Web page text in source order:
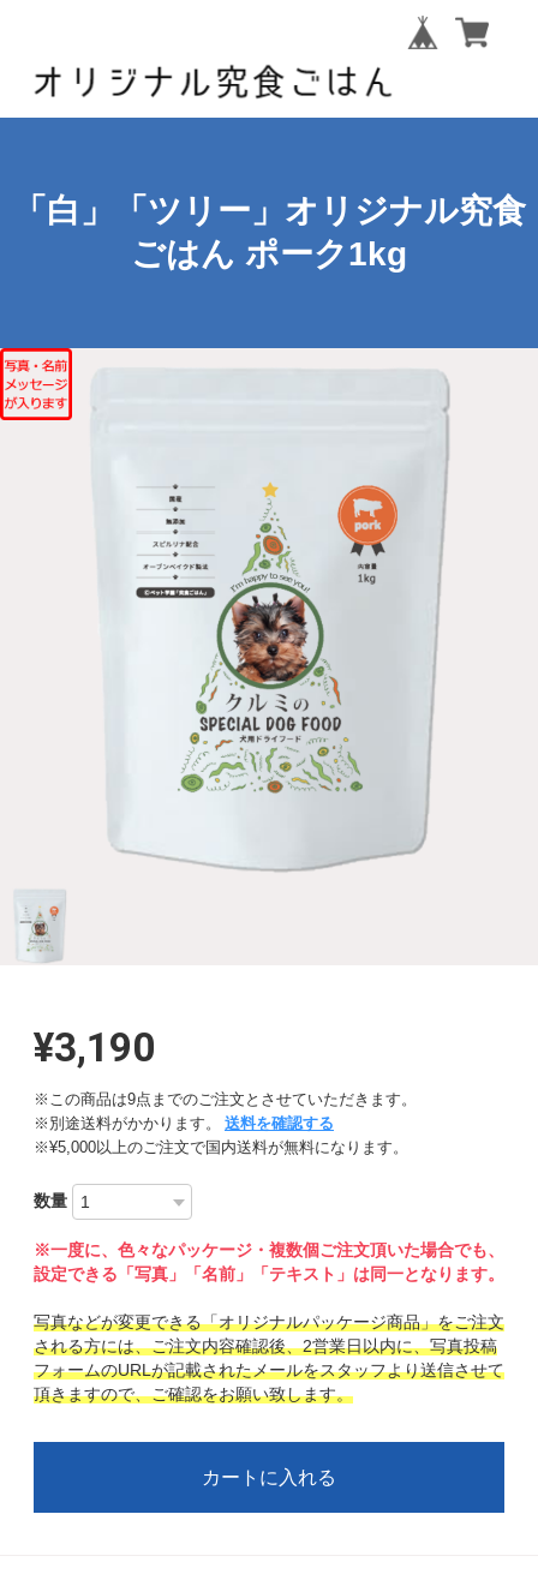
「白」「ツリー」オリジナル究食
ごはん ポーク1kg
¥3,190
※この商品は9点までのご注文とさせていただきます。
※別途送料がかかります。
送料を確認する
※¥5,000以上のご注文で国内送料が無料になります。
数量
※一度に、色々なパッケージ・複数個ご注文頂いた場合でも、
設定できる「写真」「名前」「テキスト」は同一となります。
写真などが変更できる「オリジナルパッケージ商品」をご注文
される方には、ご注文内容確認後、2営業日以内に、写真投稿
フォームのURLが記載されたメールをスタッフより送信させて
頂きますので、ご確認をお願い致します。
カートに入れる